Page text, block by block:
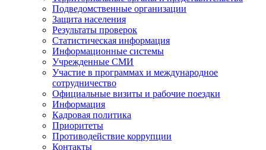
Подведомственные организации
Защита населения
Результаты проверок
Статистическая информация
Информационные системы
Учрежденные СМИ
Участие в программах и международное
сотрудничество
Официальные визиты и рабочие поездки
Информация
Кадровая политика
Приоритеты
Противодействие коррупции
Контакты